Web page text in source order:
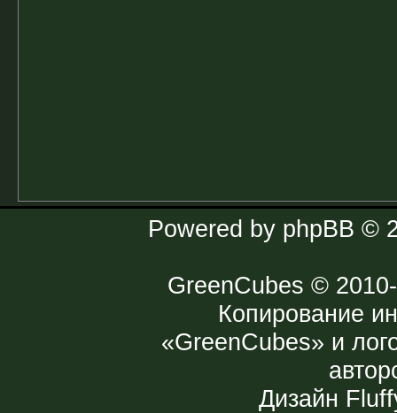
Powered by phpBB ©
GreenCubes ©
Копирование
«GreenCubes» и
Дизайн